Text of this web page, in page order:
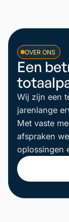
OVER ONS
Een
Wij zijn een
jarenlange
Met vaste
afspraken
oplossingen